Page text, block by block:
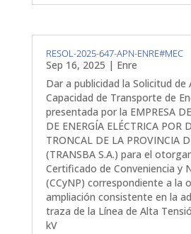
RESOL-2025-647-APN-ENRE#MEC
Sep 16, 2025 | Enre
Dar a publicidad la Solicitud de
Capacidad de Transporte de
presentada por la EMPRESA
DE ENERGÍA ELÉCTRICA POR
TRONCAL DE LA PROVINCIA
(TRANSBA S.A.) para el
Certificado de Conveniencia y
(CCyNP) correspondiente a la
ampliación consistente en la
traza de la Línea de Alta
kV